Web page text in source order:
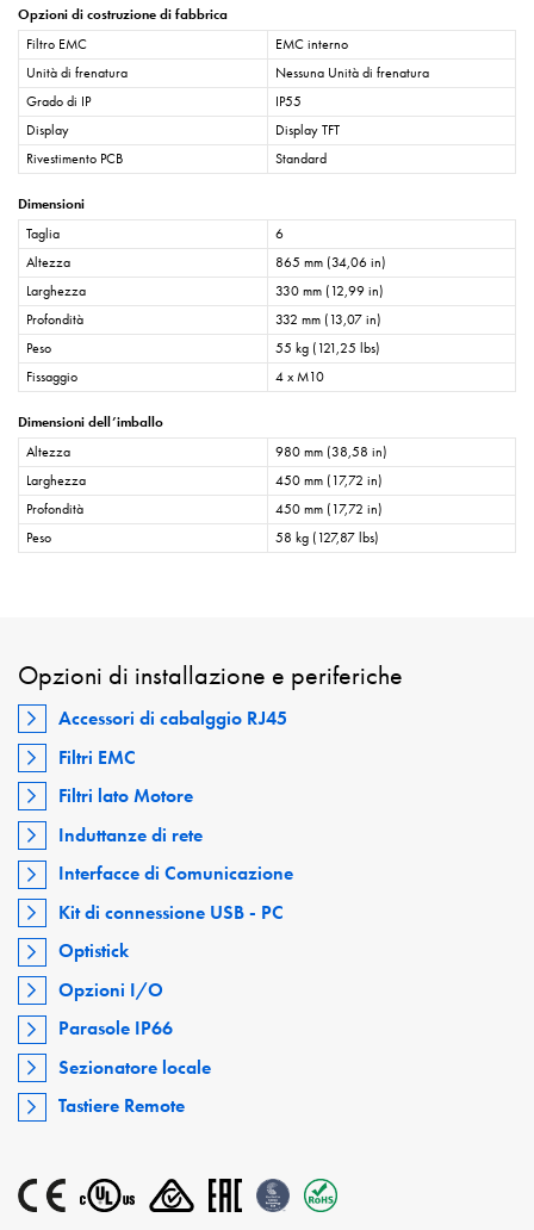
Opzioni di costruzione di fabbrica
Filtro EMC
EMC interno
Unità di frenatura
Nessuna Unità di frenatura
Grado di IP
IP55
Display
Display TFT
Rivestimento PCB
Standard
Dimensioni
Taglia
6
Altezza
865 mm (34,06 in)
Larghezza
330 mm (12,99 in)
Profondità
332 mm (13,07 in)
Peso
55 kg (121,25 lbs)
Fissaggio
4 x M10
Dimensioni dell’imballo
Altezza
980 mm (38,58 in)
Larghezza
450 mm (17,72 in)
Profondità
450 mm (17,72 in)
Peso
58 kg (127,87 lbs)
Opzioni di installazione e periferiche
Accessori di cabalggio RJ45
Filtri EMC
Filtri lato Motore
Induttanze di rete
Interfacce di Comunicazione
Kit di connessione USB - PC
Optistick
Opzioni I/O
Parasole IP66
Sezionatore locale
Tastiere Remote